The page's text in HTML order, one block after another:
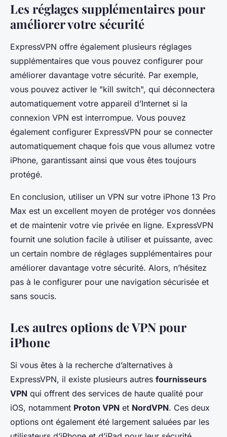
Les réglages supplémentaires pour
améliorer votre sécurité
ExpressVPN offre également plusieurs réglages
supplémentaires que vous pouvez configurer pour
améliorer davantage votre sécurité. Par exemple,
vous pouvez activer le "kill switch", qui déconnectera
automatiquement votre appareil d’Internet si la
connexion VPN est interrompue. Vous pouvez
également configurer ExpressVPN pour se connecter
automatiquement chaque fois que vous allumez votre
iPhone, garantissant ainsi que vous êtes toujours
protégé.
En conclusion, utiliser un VPN sur votre iPhone 13 Pro
Max est un excellent moyen de protéger vos données
et de maintenir votre vie privée en ligne. ExpressVPN
fournit une solution facile à utiliser et puissante, avec
un certain nombre de réglages supplémentaires pour
améliorer davantage votre sécurité. Alors, n’hésitez
pas à le configurer pour une navigation sécurisée et
sans soucis.
Les autres options de VPN pour
iPhone
Si vous êtes à la recherche d’alternatives à
ExpressVPN, il existe plusieurs autres fournisseurs
VPN qui offrent des services de haute qualité pour
iOS, notamment Proton VPN et NordVPN. Ces deux
options ont également été largement saluées par les